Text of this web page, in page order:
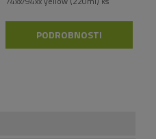
PODROBNOSTI